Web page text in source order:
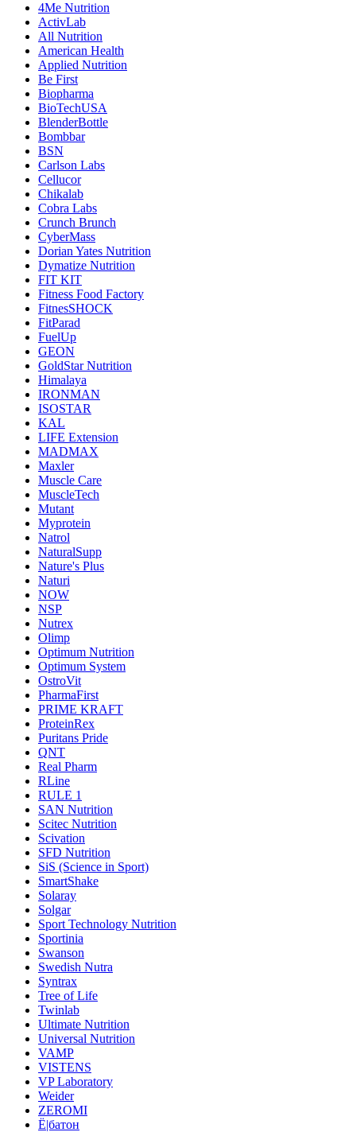
4Me Nutrition
ActivLab
All Nutrition
American Health
Applied Nutrition
Be First
Biopharma
BioTechUSA
BlenderBottle
Bombbar
BSN
Carlson Labs
Cellucor
Chikalab
Cobra Labs
Crunch Brunch
CyberMass
Dorian Yates Nutrition
Dymatize Nutrition
FIT KIT
Fitness Food Factory
FitnesSHOCK
FitParad
FuelUp
GEON
GoldStar Nutrition
Himalaya
IRONMAN
ISOSTAR
KAL
LIFE Extension
MADMAX
Maxler
Muscle Care
MuscleTech
Mutant
Myprotein
Natrol
NaturalSupp
Nature's Plus
Naturi
NOW
NSP
Nutrex
Olimp
Optimum Nutrition
Optimum System
OstroVit
PharmaFirst
PRIME KRAFT
ProteinRex
Puritans Pride
QNT
Real Pharm
RLine
RULE 1
SAN Nutrition
Scitec Nutrition
Scivation
SFD Nutrition
SiS (Science in Sport)
SmartShake
Solaray
Solgar
Sport Technology Nutrition
Sportinia
Swanson
Swedish Nutra
Syntrax
Tree of Life
Twinlab
Ultimate Nutrition
Universal Nutrition
VAMP
VISTENS
VP Laboratory
Weider
ZEROMI
Ё|батон